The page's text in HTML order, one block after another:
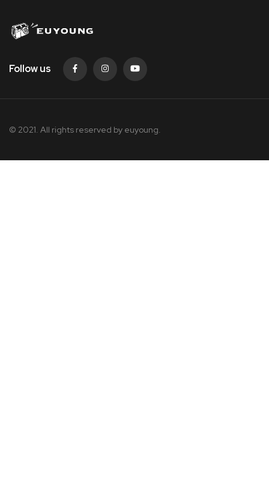
Follow us
© 2021. All rights reserved by euyoung.